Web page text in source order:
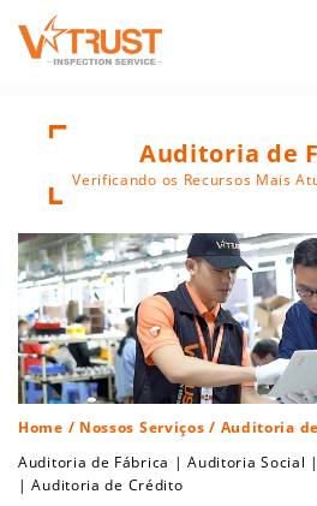
Auditoria de
Verificando os Recursos Mais
Home / Nossos Serviços / Auditoria
Auditoria de Fábrica |Auditoria Social
|Auditoria de Crédito